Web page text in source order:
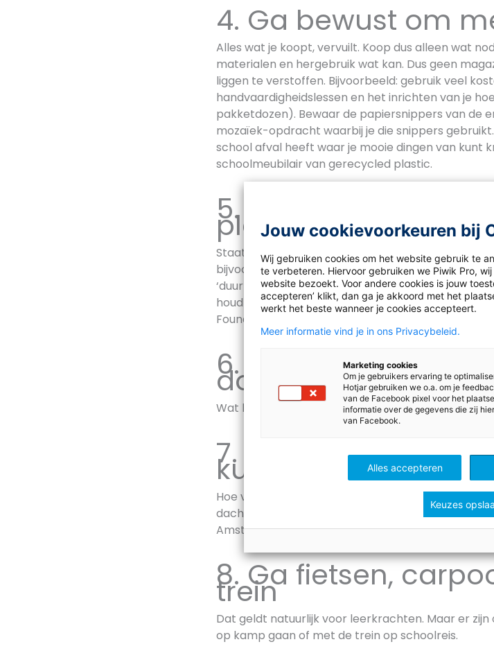
4. Ga bewust om
Alles wat je koopt, vervuilt. Koop dus alleen wat
materialen en hergebruik wat kan. Dus geen
liggen te verstoffen. Bijvoorbeeld: gebruik veel
handvaardigheidslessen en het inrichten van je
pakketdozen). Bewaar de papiersnippers van de
mozaïek-opdracht waarbij je die snippers
school afval heeft waar je mooie dingen van kunt
schoolmeubilair van gerecycled plastic.
5. Kijk hoe je
plek in je
Staat er al genoeg in je aardrijkskunde- en
bijvoorbeeld een jaarlijkse projectweek of een
‘duurzaam leven’ in de visie van de school?
houd het met de kinderen zwerfafvalvrij. Of bestel
Foundation.
6. Laat een
doen
Wat kan nog duurzamer? Hoeveel gaat dat
7. Kijk wat je als
kunt doen
Hoe voorkom je dat eten in de koelkast bederft
dacht je van een duurzaam teamuitje dit jaar?
Amsterdamse grachten. Of:zwerfafval opruimen
8. Ga fietsen,
trein
Dat geldt natuurlijk voor leerkrachten. Maar er
op kamp gaan of met de trein op schoolreis.
Jouw cookievoorkeuren bij
Wij gebruiken cookies om het website gebruik te
te verbeteren. Hiervoor gebruiken we Piwik Pro,
website bezoekt. Voor andere cookies is jouw
accepteren’ klikt, dan ga je akkoord met het
werkt het beste wanneer je cookies accepteert.
Meer informatie vind je in ons Privacybeleid.
Marketing cookies
Om je gebruikers ervaring te
Hotjar gebruiken we o.a. om je
van de Facebook pixel voor het
informatie over de gegevens die zij
van Facebook.
Alles accepteren
Keuzes